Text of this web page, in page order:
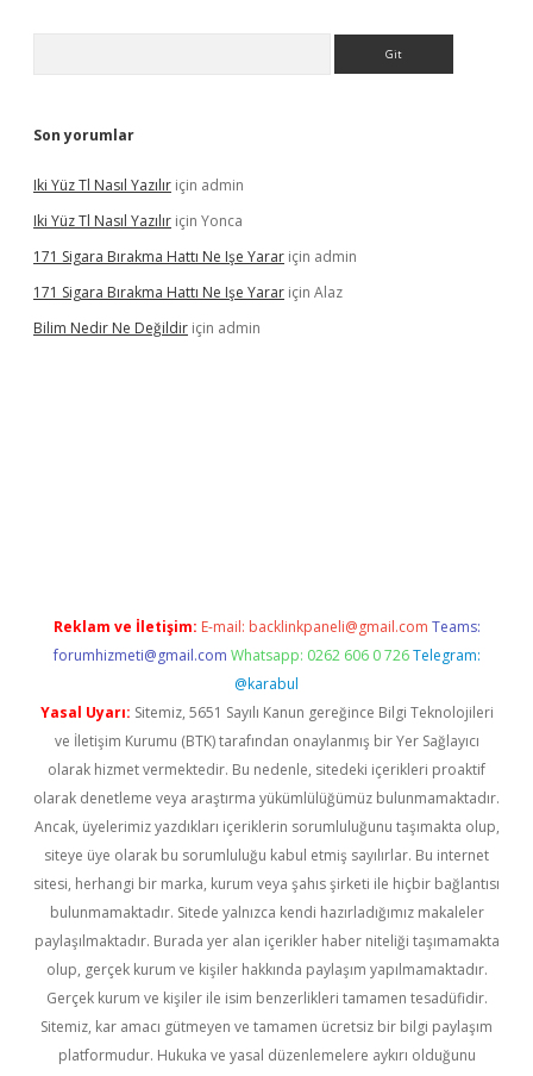
Son yorumlar
Iki Yüz Tl Nasıl Yazılır için admin
Iki Yüz Tl Nasıl Yazılır için Yonca
171 Sigara Bırakma Hattı Ne Işe Yarar için admin
171 Sigara Bırakma Hattı Ne Işe Yarar için Alaz
Bilim Nedir Ne Değildir için admin
Reklam ve İletişim: E-mail: backlinkpaneli@gmail.com Teams:
forumhizmeti@gmail.com Whatsapp: 0262 606 0 726 Telegram:
@karabul
Yasal Uyarı: Sitemiz, 5651 Sayılı Kanun gereğince Bilgi Teknolojileri
ve İletişim Kurumu (BTK) tarafından onaylanmış bir Yer Sağlayıcı
olarak hizmet vermektedir. Bu nedenle, sitedeki içerikleri proaktif
olarak denetleme veya araştırma yükümlülüğümüz bulunmamaktadır.
Ancak, üyelerimiz yazdıkları içeriklerin sorumluluğunu taşımakta olup,
siteye üye olarak bu sorumluluğu kabul etmiş sayılırlar. Bu internet
sitesi, herhangi bir marka, kurum veya şahıs şirketi ile hiçbir bağlantısı
bulunmamaktadır. Sitede yalnızca kendi hazırladığımız makaleler
paylaşılmaktadır. Burada yer alan içerikler haber niteliği taşımamakta
olup, gerçek kurum ve kişiler hakkında paylaşım yapılmamaktadır.
Gerçek kurum ve kişiler ile isim benzerlikleri tamamen tesadüfidir.
Sitemiz, kar amacı gütmeyen ve tamamen ücretsiz bir bilgi paylaşım
platformudur. Hukuka ve yasal düzenlemelere aykırı olduğunu